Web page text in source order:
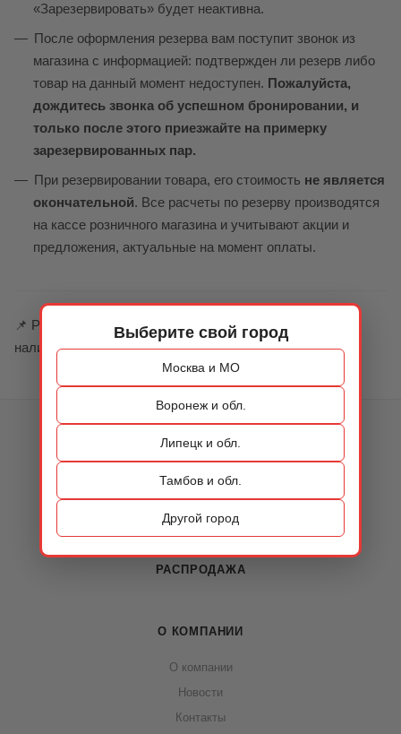
Выберите свой город
Москва и МО
Воронеж и обл.
Липецк и обл.
Тамбов и обл.
Другой город
«Зарезервировать» будет неактивна.
После оформления резерва вам поступит звонок из
магазина с информацией: подтвержден ли резерв либо
товар на данный момент недоступен. Пожалуйста,
дождитесь звонка об успешном бронировании, и
только после этого приезжайте на примерку
зарезервированных пар.
При резервировании товара, его стоимость не является
окончательной. Все расчеты по резерву производятся
на кассе розничного магазина и учитывают акции и
предложения, актуальные на момент оплаты.
📌 Резервирование помогает вам быть уверенным в
наличии товара перед визитом в магазин.
КАТАЛОГ
ОБУВЬ
СУМКИ
АКСЕССУАРЫ
РАСПРОДАЖА
О КОМПАНИИ
О компании
Новости
Контакты